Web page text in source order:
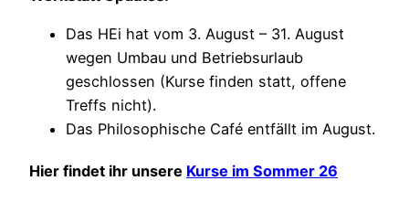
Das HEi hat vom 3. August – 31. August
wegen Umbau und Betriebsurlaub
geschlossen (Kurse finden statt, offene
Treffs nicht).
Das Philosophische Café entfällt im August.
Hier findet ihr unsere Kurse im Sommer 26